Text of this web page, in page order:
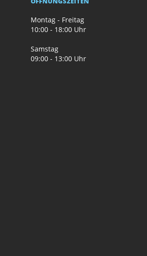
Montag - Freitag
10:00 - 18:00 Uhr
Samstag
09:00 - 13:00 Uhr